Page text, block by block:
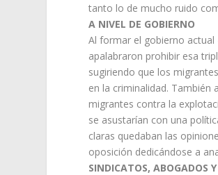
tanto lo de mucho ruido
A NIVEL DE GOBIERNO
Al formar el gobierno
apalabraron prohibir esa
sugiriendo que los
en la criminalidad.
migrantes contra la
se asustarían con una
claras quedaban las
oposición dedicándose a
SINDICATOS, ABOGADOS